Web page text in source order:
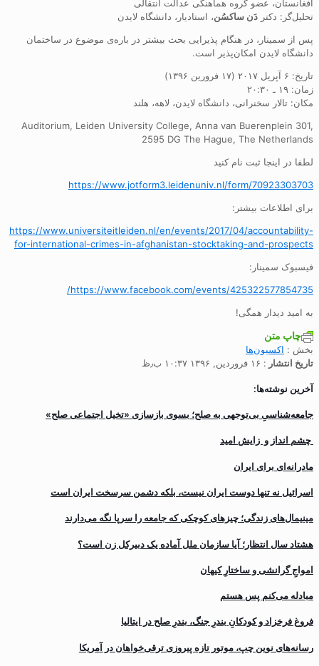
افغانستان، عضو گروه هماهنگی عدالت انتقالی
تحلیل‌گر: دکتر دَن ساکسُن، استادیار، دانشگاه لایدن
پس از سمینار، در هنگام پذیرایی بحث بیشتر در باره‌ی موضوع در ساختمان
دانشگاه لایدن امکان‌پذیر است.
تاریخ: ۶ آپریل ۲۰۱۷ (۱۷ فرورین ۱۳۹۶)
زمان: ۱۹ ـ ۲۰:۳۰
مکان: تالار سخنرانی، دانشگاه لایدن، لاهه، هلند
Auditorium, Leiden University College, Anna van Buerenplein 301,
2595 DG The Hague, The Netherlands
لطفا در اینجا ثبت نام کنید
https://www.jotform3.leidenuniv.nl/form/70923303703
برای اطلاعات بیشتر:
https://www.universiteitleiden.nl/en/events/2017/04/accountability-
for-international-crimes-in-afghanistan-stocktaking-and-prospects
فیسبوک سمینار:
https://www.facebook.com/events/425322577854735/
به امید دیدار همگی!
چاپ متن
بخش : اکسیون‌ها
تاریخ انتشار : ۱۶ فروردین, ۱۳۹۶ ۱۰:۳۷ ب٫ظ
آخرین نوشته‌ها:
جامعه‌شناسیِ بی‌توجهی به صلح؛ بسوی بازسازی «تخیل اجتماعی صلح»
چشم انداز و زایش امید
مادرانه‌ای برای ایران
اسرائیل نه تنها دوست ایران نیست، بلکه دشمن سرسخت ایران است
مینیمال‌های زندگی؛ چیزهای کوچکی که جامعه را سرپا نگه می‌دارند
هشتاد سال انتظار؛ آیا سازمان ملل آماده یک دبیرکل زن است؟
‌امواجِ گرانشی و ساختارِ کیهان
مبادله می‌کنم پس هستم
فروغ فرخزاد و کودکانِ بندرِ جنگ، بندرِ صلح در ایتالیا
رسانه‌های نوین چپ، موتور تازه پیروزی ترقی‌خواهان در آمریکا